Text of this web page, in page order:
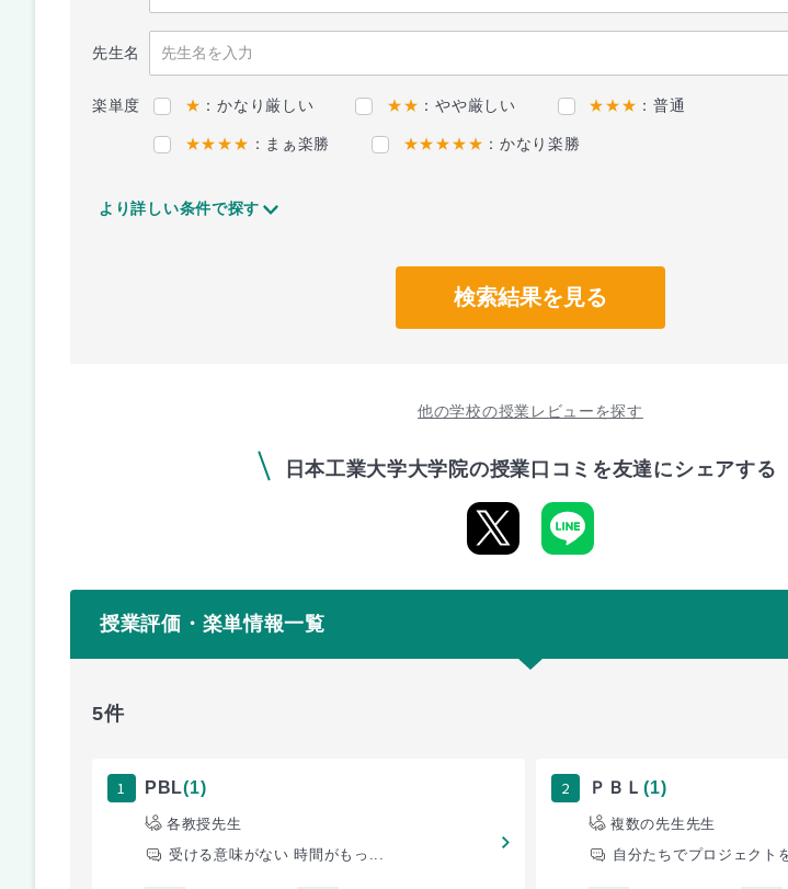
先生名
楽単度 ★ ：かなり厳しい ★★ ：やや厳しい ★★★ ：普通
★★★★ ：まぁ楽勝 ★★★★★ ：かなり楽勝
より詳しい条件で探す
検索結果を見る
他の学校の授業レビューを探す
日本工業大学大学院の授業口コミを友達にシェアする
授業評価・楽単情報一覧
5件
1 PBL(1)
各教授先生
受ける意味がない 時間がもっ...
2 ＰＢＬ(1)
複数の先生先生
自分たちでプロジェクト